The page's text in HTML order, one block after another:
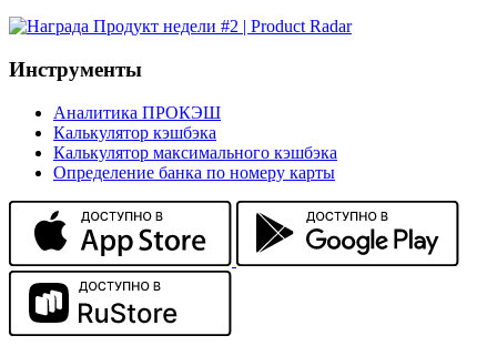
Инструменты
Аналитика ПРОКЭШ
Калькулятор кэшбэка
Калькулятор максимального кэшбэка
Определение банка по номеру карты